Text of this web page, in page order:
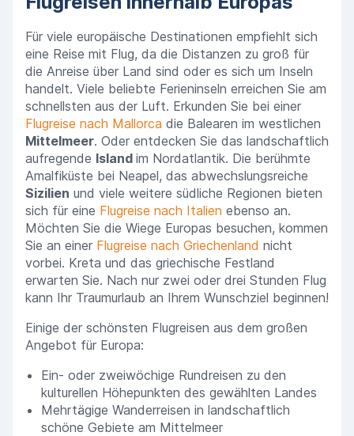
Für viele europäische Destinationen empfiehlt sich
eine Reise mit Flug, da die Distanzen zu groß für
die Anreise über Land sind oder es sich um Inseln
handelt. Viele beliebte Ferieninseln erreichen Sie am
schnellsten aus der Luft. Erkunden Sie bei einer
Flugreise nach Mallorca die Balearen im westlichen
Mittelmeer. Oder entdecken Sie das landschaftlich
aufregende Island im Nordatlantik. Die berühmte
Amalfiküste bei Neapel, das abwechslungsreiche
Sizilien und viele weitere südliche Regionen bieten
sich für eine Flugreise nach Italien ebenso an.
Möchten Sie die Wiege Europas besuchen, kommen
Sie an einer Flugreise nach Griechenland nicht
vorbei. Kreta und das griechische Festland
erwarten Sie. Nach nur zwei oder drei Stunden Flug
kann Ihr Traumurlaub an Ihrem Wunschziel beginnen!
Einige der schönsten Flugreisen aus dem großen
Angebot für Europa:
Ein- oder zweiwöchige Rundreisen zu den
kulturellen Höhepunkten des gewählten Landes
Mehrtägige Wanderreisen in landschaftlich
schöne Gebiete am Mittelmeer